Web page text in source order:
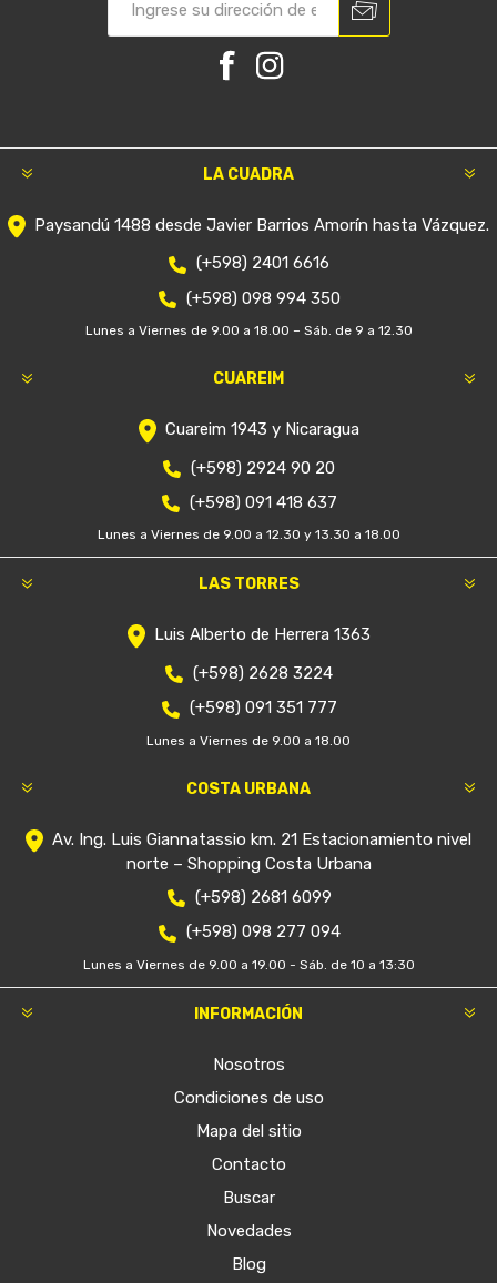
LA CUADRA
Paysandú 1488 desde Javier Barrios Amorín hasta Vázquez.
(+598) 2401 6616
(+598) 098 994 350
Lunes a Viernes de 9.00 a 18.00 – Sáb. de 9 a 12.30
CUAREIM
Cuareim 1943 y Nicaragua
(+598) 2924 90 20
(+598) 091 418 637
Lunes a Viernes de 9.00 a 12.30 y 13.30 a 18.00
LAS TORRES
Luis Alberto de Herrera 1363
(+598) 2628 3224
(+598) 091 351 777
Lunes a Viernes de 9.00 a 18.00
COSTA URBANA
Av. Ing. Luis Giannatassio km. 21 Estacionamiento nivel
norte – Shopping Costa Urbana
(+598) 2681 6099
(+598) 098 277 094
Lunes a Viernes de 9.00 a 19.00 - Sáb. de 10 a 13:30
INFORMACIÓN
Nosotros
Condiciones de uso
Mapa del sitio
Contacto
Buscar
Novedades
Blog